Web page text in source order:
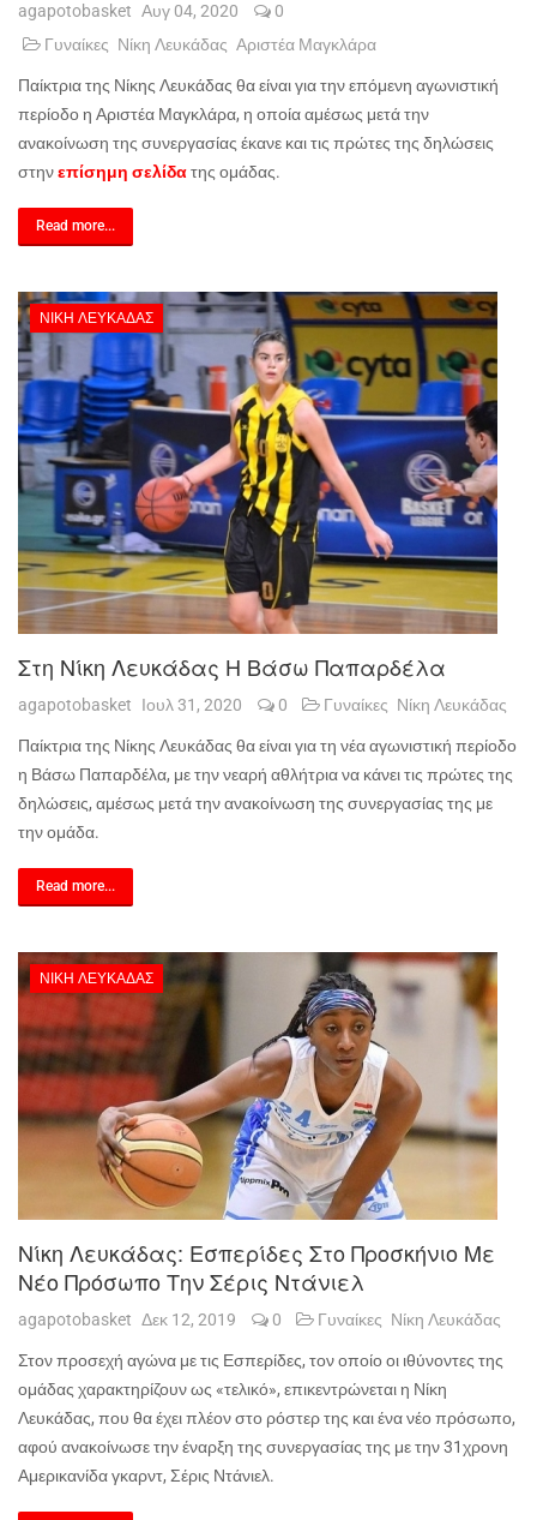
agapotobasket Αυγ 04, 2020
0
Γυναίκες Νίκη Λευκάδας Αριστέα Μαγκλάρα
Παίκτρια της Νίκης Λευκάδας θα είναι για την επόμενη αγωνιστική
περίοδο η Αριστέα Μαγκλάρα, η οποία αμέσως μετά την
ανακοίνωση της συνεργασίας έκανε και τις πρώτες της δηλώσεις
στηνεπίσημη σελίδατης ομάδας.
Read more...
ΝΊΚΗ ΛΕΥΚΆΔΑΣ
Στη Νίκη Λευκάδας Η Βάσω Παπαρδέλα
agapotobasket Ιουλ 31, 2020 0 Γυναίκες Νίκη Λευκάδας
Παίκτρια της Νίκης Λευκάδας θα είναι για τη νέα αγωνιστική περίοδο
η Βάσω Παπαρδέλα, με την νεαρή αθλήτρια να κάνει τις πρώτες της
δηλώσεις, αμέσως μετά την ανακοίνωση της συνεργασίας της με
την ομάδα.
Read more...
ΝΊΚΗ ΛΕΥΚΆΔΑΣ
Νίκη Λευκάδας: Εσπερίδες Στο Προσκήνιο Με
Νέο Πρόσωπο Την Σέρις Ντάνιελ
agapotobasket Δεκ 12, 2019 0 Γυναίκες Νίκη Λευκάδας
Στον προσεχή αγώνα με τις Εσπερίδες, τον οποίο οι ιθύνοντες της
ομάδας χαρακτηρίζουν ως «τελικό», επικεντρώνεται η Νίκη
Λευκάδας, που θα έχει πλέον στο ρόστερ της και ένα νέο πρόσωπο,
αφού ανακοίνωσε την έναρξη της συνεργασίας της με την 31χρονη
Αμερικανίδα γκαρντ, Σέρις Ντάνιελ.